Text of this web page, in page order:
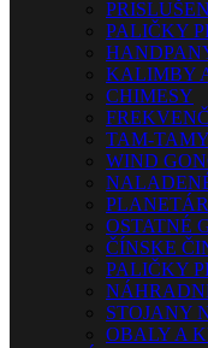
PALIČKY
KALIMBY
CHIMESY
TAM-TAMY
WIND
OSTATNÉ
ČÍNSKE
PALIČKY
STOJANY
OBALY A